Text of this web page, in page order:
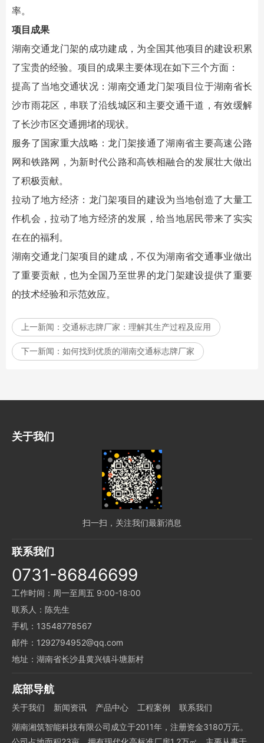
率。
项目成果
湖南交通龙门架的成功建成，为全国其他项目的建设积累
了宝贵的经验。项目的成果主要体现在如下三个方面：
提高了当地交通状况：湖南交通龙门架项目位于湖南省长
沙市雨花区，串联了沿线城区和主要交通干道，有效缓解
了长沙市区交通拥堵的现状。
服务了国家重大战略：龙门架接通了湖南省主要高速公路
网和铁路网，为新时代公路和高铁相融合的发展壮大做出
了积极贡献。
拉动了地方经济：龙门架项目的建设为当地创造了大量工
作机会，拉动了地方经济的发展，给当地居民带来了实实
在在的福利。
湖南交通龙门架项目的建成，不仅为湖南省交通事业做出
了重要贡献，也为全国乃至世界的龙门架建设提供了重要
的技术经验和示范效应。
上一新闻： 交通标志牌厂家：理解其生产过程及应用
下一新闻： 如何找到优质的湖南交通标志牌厂家
关于我们
扫一扫，关注我们最新消息
联系我们
0731-86846699
工作时间：周一至周五 9:00-18:00
联系人：陈先生
手机：13548778567
邮件：1292794952@qq.com
地址：湖南省长沙县黄兴镇斗塘新村
底部导航
关于我们 新闻资讯 产品中心 工程案例
联系我们
湖南湘筑智能科技有限公司成立于2011年，注册资金3180万元。